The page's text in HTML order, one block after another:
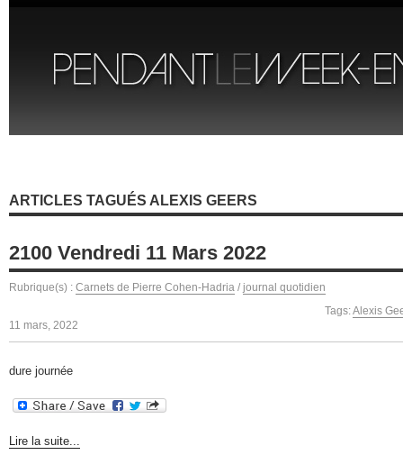
ARTICLES TAGUÉS ALEXIS GEERS
2100 Vendredi 11 Mars 2022
Rubrique(s) : Carnets de Pierre Cohen-Hadria / journal quotidien
Tags:Alexis
11 mars, 2022
dure journée
Lire la suite...